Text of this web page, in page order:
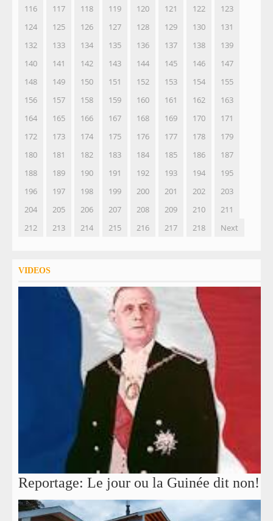
116
117 118 119 120 121 122
123
124
125 126 127 128 129 130
131
132
133 134 135 136 137 138
139
140
141 142 143 144 145 146
147
148
149 150 151 152 153 154
155
156
157 158 159 160 161 162
163
164
165 166 167 168 169 170
171
172
173 174 175 176 177 178
179
180
181 182 183 184 185 186
187
188
189 190 191 192 193 194
195
196
197 198 199 200 201 202
203
204
205 206 207 208 209 210
211
212
213 214 215 216 217 218 Next
VIDEOS
Reportage: Le jour ou la Guinée dit non!